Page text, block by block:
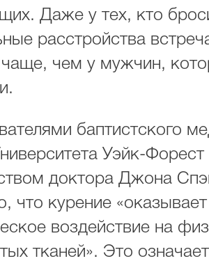
Даже у тех, кто
расстройства
чем у мужчин,
баптистского
Уэйк-Форест
доктора Джона
что курение
воздействие на
тканей». Это